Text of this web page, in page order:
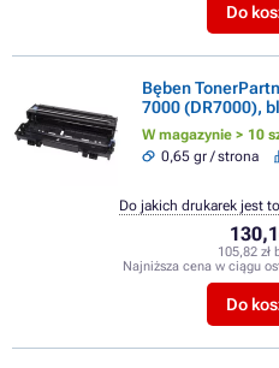
Do
Bęben
7000 (DR7000),
W magazynie > 10
0,65 gr / strona
105,82 zł
Najniższa cena w ciągu
Do
Do jakich drukarek jest